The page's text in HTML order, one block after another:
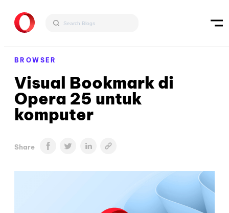
BROWSER
Visual Bookmark di
Opera 25 untuk
komputer
Share